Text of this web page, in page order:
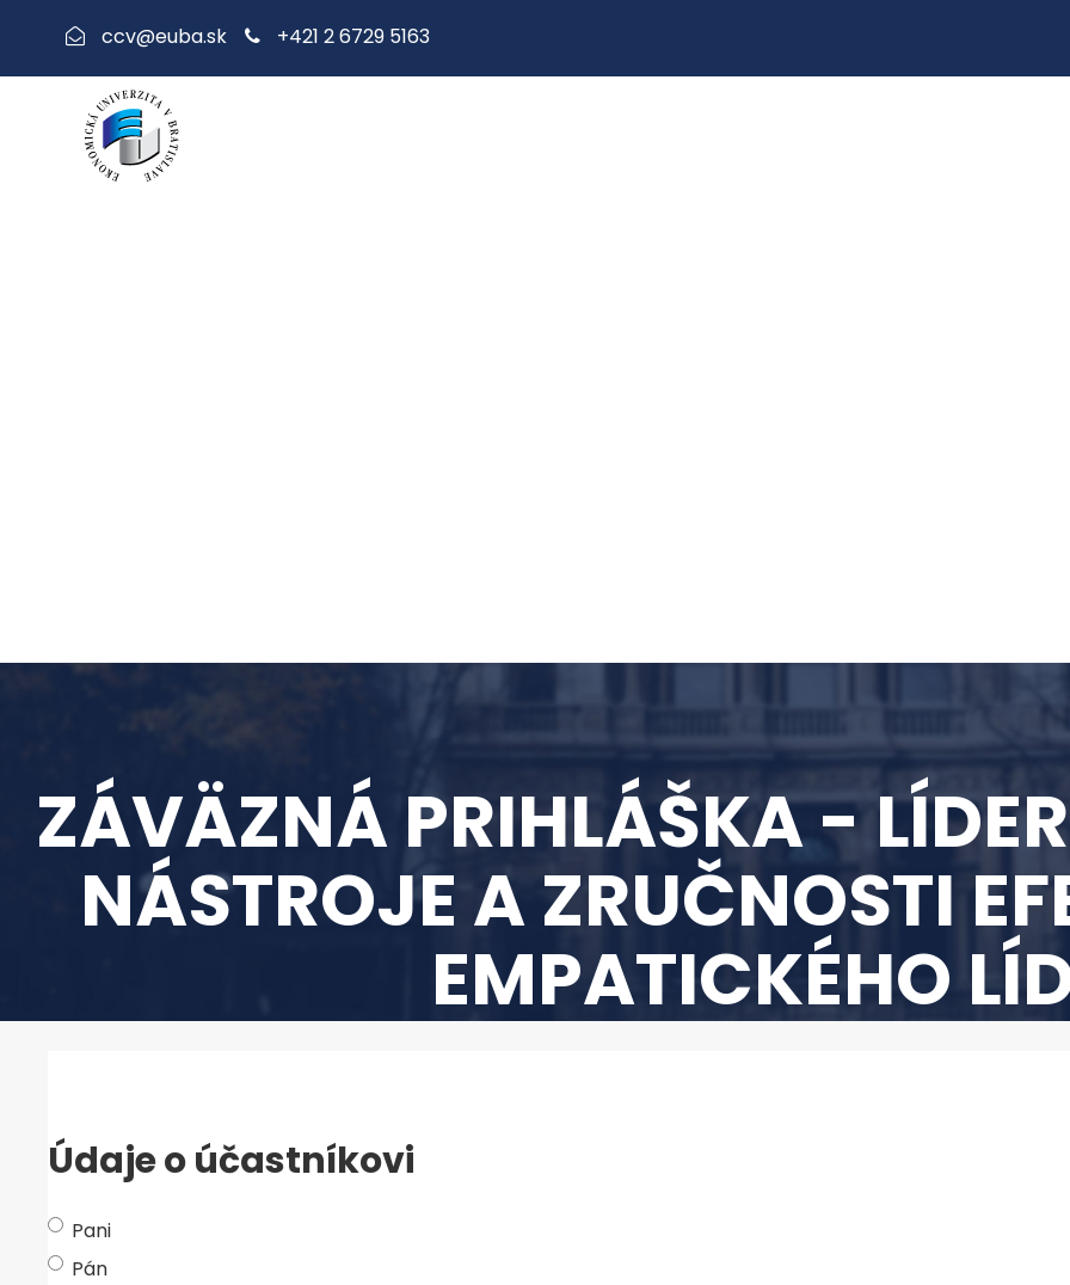
+421 2 6729 5163
ZÁVÄZNÁ PRIHLÁŠKA -
NÁSTROJE A ZRUČNOSTI
EMPATICKÉHO
Údaje o účastníkovi
Pani
Pán